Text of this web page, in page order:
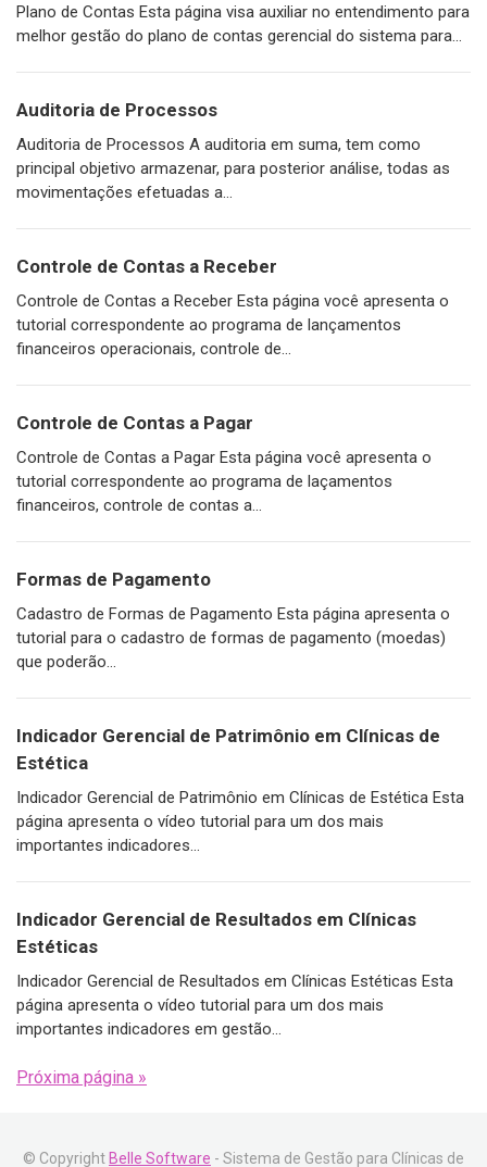
Plano de Contas Esta página visa auxiliar no entendimento para
melhor gestão do plano de contas gerencial do sistema para...
Auditoria de Processos
Auditoria de Processos A auditoria em suma, tem como
principal objetivo armazenar, para posterior análise, todas as
movimentações efetuadas a...
Controle de Contas a Receber
Controle de Contas a Receber Esta página você apresenta o
tutorial correspondente ao programa de lançamentos
financeiros operacionais, controle de...
Controle de Contas a Pagar
Controle de Contas a Pagar Esta página você apresenta o
tutorial correspondente ao programa de laçamentos
financeiros, controle de contas a...
Formas de Pagamento
Cadastro de Formas de Pagamento Esta página apresenta o
tutorial para o cadastro de formas de pagamento (moedas)
que poderão...
Indicador Gerencial de Patrimônio em Clínicas de
Estética
Indicador Gerencial de Patrimônio em Clínicas de Estética Esta
página apresenta o vídeo tutorial para um dos mais
importantes indicadores...
Indicador Gerencial de Resultados em Clínicas
Estéticas
Indicador Gerencial de Resultados em Clínicas Estéticas Esta
página apresenta o vídeo tutorial para um dos mais
importantes indicadores em gestão...
Próxima página »
© Copyright Belle Software - Sistema de Gestão para Clínicas de